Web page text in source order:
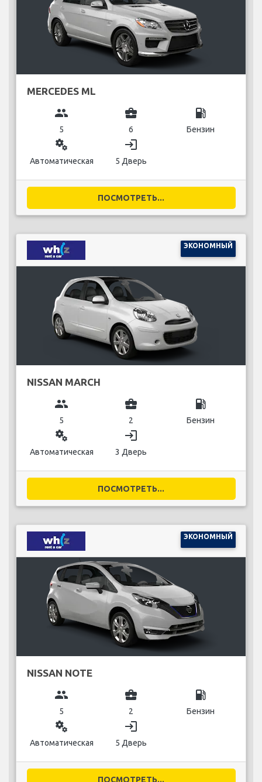
MERCEDES ML
group
5
business_center
6
local_gas_station
Бензин
miscellaneous_services
Автоматическая
login
5 Дверь
ПОСМОТРЕТЬ...
ЭКОНОМНЫЙ
NISSAN MARCH
group
5
business_center
2
local_gas_station
Бензин
miscellaneous_services
Автоматическая
login
3 Дверь
ПОСМОТРЕТЬ...
ЭКОНОМНЫЙ
NISSAN NOTE
group
5
business_center
2
local_gas_station
Бензин
miscellaneous_services
Автоматическая
login
5 Дверь
ПОСМОТРЕТЬ...